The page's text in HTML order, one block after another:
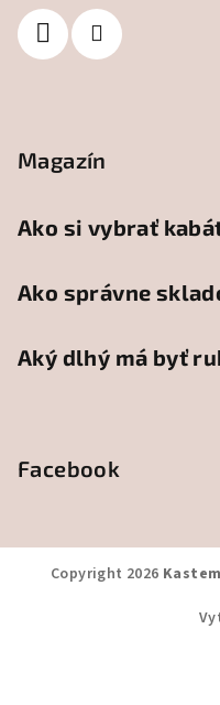
Magazín
Ako si vybrať
Ako správne
Aký dlhý má byť
Facebook
Copyright 2026